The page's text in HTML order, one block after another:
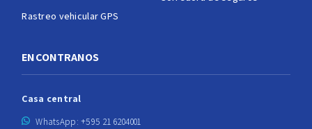
Rastreo vehicular GPS
ENCONTRANOS
Casa central
WhatsApp: +595 21 6204001